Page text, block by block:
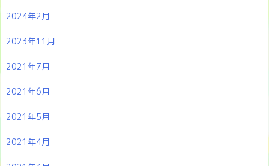
2024年2月
2023年11月
2021年7月
2021年6月
2021年5月
2021年4月